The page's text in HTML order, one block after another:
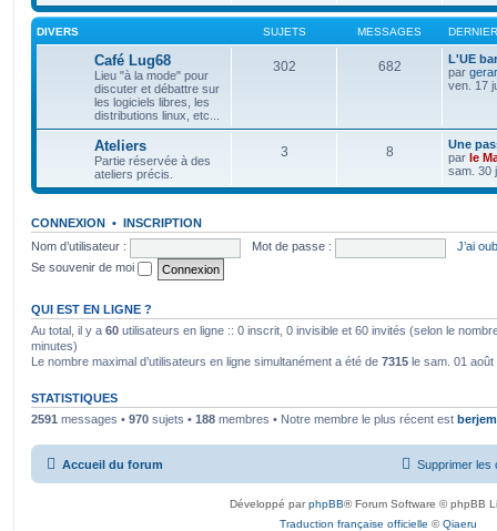
DIVERS SUJETS MESSAGES
Café Lug68
Lieu "à la mode" pour
discuter et débattre sur
les logiciels libres, les
distributions linux, etc...
302 682
L'UE
par
ven. 17
Ateliers
Partie réservée à des
ateliers précis.
3 8
Une
par le
sam. 30
CONNEXION • INSCRIPTION
Nom d’utilisateur :
Mot de passe :
J’ai
Se souvenir de moi
QUI EST EN LIGNE ?
Au total, il y a 60 utilisateurs en ligne :: 0 inscrit, 0 invisible et 60 invités (selon le
minutes)
Le nombre maximal d’utilisateurs en ligne simultanément a été de 7315 le sam. 01 août
STATISTIQUES
2591 messages • 970 sujets • 188 membres • Notre membre le plus récent est
Accueil du forum Supprimer les
Développé parphpBB® Forum Software © phpBB
Traduction française officielle ©Qiaeru